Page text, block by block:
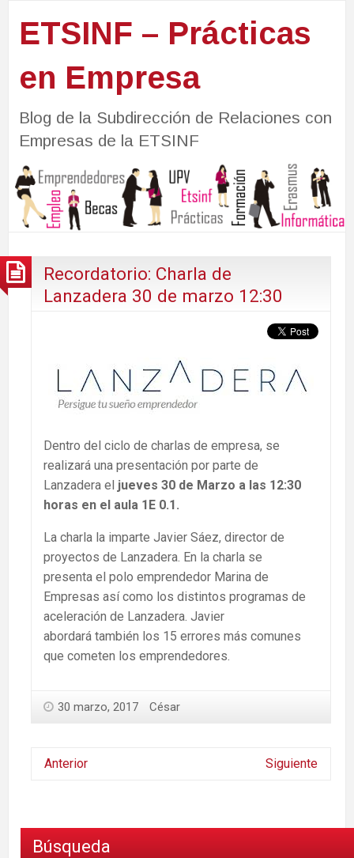
ETSINF – Prácticas
en Empresa
Blog de la Subdirección de Relaciones con
Empresas de la ETSINF
Recordatorio: Charla de
Lanzadera 30 de marzo 12:30
Dentro del ciclo de charlas de empresa, se
realizará una presentación por parte de
Lanzadera el jueves 30 de Marzo a las 12:30
horas en el aula 1E 0.1.
La charla la imparte Javier Sáez, director de
proyectos de Lanzadera. En la charla se
presenta el polo emprendedor Marina de
Empresas así como los distintos programas de
aceleración de Lanzadera. Javier
abordará también los 15 errores más comunes
que cometen los emprendedores.
30 marzo, 2017 César
Anterior Siguiente
Búsqueda